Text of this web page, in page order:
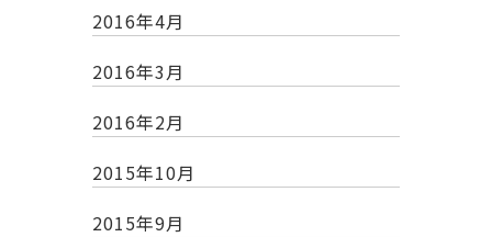
2016年4月
2016年3月
2016年2月
2015年10月
2015年9月